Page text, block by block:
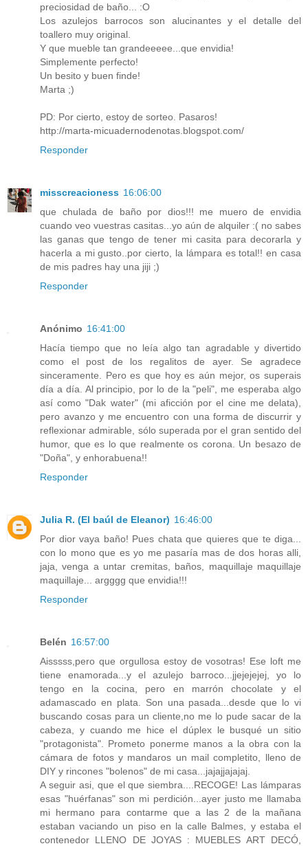
preciosidad de baño... :O
Los azulejos barrocos son alucinantes y el detalle del
toallero muy original.
Y que mueble tan grandeeeee...que envidia!
Simplemente perfecto!
Un besito y buen finde!
Marta ;)
PD: Por cierto, estoy de sorteo. Pasaros!
http://marta-micuadernodenotas.blogspot.com/
Responder
misscreacioness 16:06:00
que chulada de baño por dios!!! me muero de envidia
cuando veo vuestras casitas...yo aún de alquiler :( no sabes
las ganas que tengo de tener mi casita para decorarla y
hacerla a mi gusto..por cierto, la lámpara es total!! en casa
de mis padres hay una jiji ;)
Responder
Anónimo 16:41:00
Hacía tiempo que no leía algo tan agradable y divertido
como el post de los regalitos de ayer. Se agradece
sinceramente. Pero es que hoy es aún mejor, os superais
día a día. Al principio, por lo de la "peli", me esperaba algo
así como "Dak water" (mi aficción por el cine me delata),
pero avanzo y me encuentro con una forma de discurrir y
reflexionar admirable, sólo superada por el gran sentido del
humor, que es lo que realmente os corona. Un besazo de
"Doña", y enhorabuena!!
Responder
Julia R. (El baúl de Eleanor) 16:46:00
Por dior vaya baño! Pues chata que quieres que te diga...
con lo mono que es yo me pasaría mas de dos horas alli,
jaja, venga a untar cremitas, baños, maquillaje maquillaje
maquillaje... argggg que envidia!!!
Responder
Belén 16:57:00
Aisssss,pero que orgullosa estoy de vosotras! Ese loft me
tiene enamorada...y el azulejo barroco...jjejejejej, yo lo
tengo en la cocina, pero en marrón chocolate y el
adamascado en plata. Son una pasada...desde que lo vi
buscando cosas para un cliente,no me lo pude sacar de la
cabeza, y cuando me hice el dúplex le busqué un sitio
"protagonista". Prometo ponerme manos a la obra con la
cámara de fotos y mandaros un mail completito, lleno de
DIY y rincones "bolenos" de mi casa...jajajjajajaj.
A seguir asi, que el que siembra....RECOGE! Las lámparas
esas "huérfanas" son mi perdición...ayer justo me llamaba
mi hermano para contarme que a las 2 de la mañana
estaban vaciando un piso en la calle Balmes, y estaba el
contenedor LLENO DE JOYAS : MUEBLES ART DECÓ,